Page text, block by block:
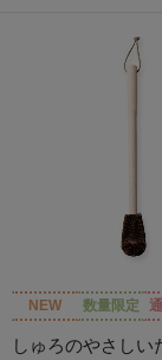
NEW 数量限定
しゅろのやさしい